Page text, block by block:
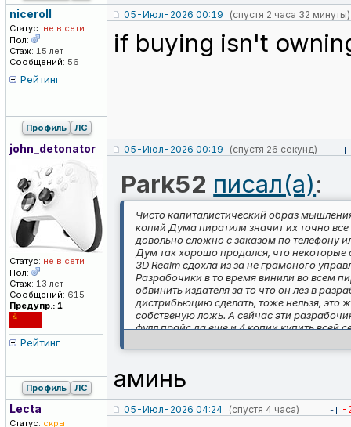
niceroll
Статус: не в сети
Пол:
Стаж: 15 лет
Сообщений: 56
Рейтинг
05-Июл-2026 00:19 (спустя 2 часа 32 минуты)
if buying isn't
Профиль ЛС
john_detonator
Статус: не в сети
Пол:
Стаж: 13 лет
Сообщений: 615
Предупр.: 1
Рейтинг
05-Июл-2026 00:19 (спустя 26 секунд)
Park52 писал(а):
Чисто капиталистический образ
копий Дума пиратили значит их точно
довольно сложно с заказом по телефону
Дум так хорошо продался, что некоторые
3D Realm сдохла из за не грамоного
Разрабочики в то время винили во всем
обвинить издателя за то что он лез в
дистрибьюцию сделать, тоже нельзя, это
собственую ложь. А сейчас эти
фулл прайс да еще и 4 копии купить
аминь
Профиль ЛС
Lecta
Статус: скрыт
05-Июл-2026 04:24 (спустя 4 часа) [-] -